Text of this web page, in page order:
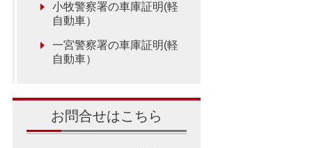
小牧警察署の車庫証明(軽
自動車）
一宮警察署の車庫証明(軽
自動車）
お問合せはこちら